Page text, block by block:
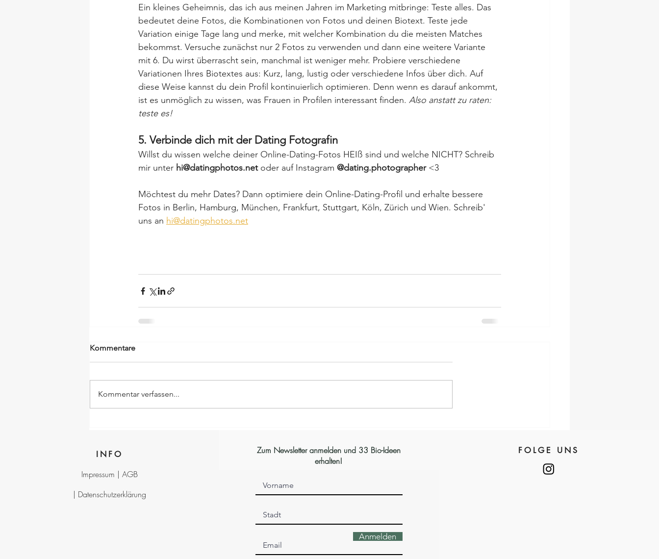
Ein kleines Geheimnis, das ich aus meinen Jahren im Marketing mitbringe: Teste alles. Das
bedeutet deine Fotos, die Kombinationen von Fotos und deinen Biotext. Teste jede
Variation einige Tage lang und merke, mit welcher Kombination du die meisten Matches
bekommst. Versuche zunächst nur 2 Fotos zu verwenden und dann eine weitere Variante
mit 6. Du wirst überrascht sein, manchmal ist weniger mehr. Probiere verschiedene
Variationen Ihres Biotextes aus: Kurz, lang, lustig oder verschiedene Infos über dich. Auf
diese Weise kannst du dein Profil kontinuierlich optimieren. Denn wenn es darauf ankommt,
ist es unmöglich zu wissen, was Frauen in Profilen interessant finden. Also anstatt zu raten:
teste es!
5. Verbinde dich mit der Dating Fotografin
Willst du wissen welche deiner Online-Dating-Fotos HEIß sind und welche NICHT? Schreib
mir unter hi@datingphotos.net oder auf Instagram @dating.photographer <3
Möchtest du mehr Dates? Dann optimiere dein Online-Dating-Profil und erhalte bessere
Fotos in Berlin, Hamburg, München, Frankfurt, Stuttgart, Köln, Zürich und Wien. Schreib'
uns an hi@datingphotos.net
Kommentare
Kommentar verfassen...
INFO
Impressum |AGB
| Datenschutzerklärung
Zum Newsletter anmelden und 33 Bio-Ideen
erhalten!
Anmelden
FOLGE UNS